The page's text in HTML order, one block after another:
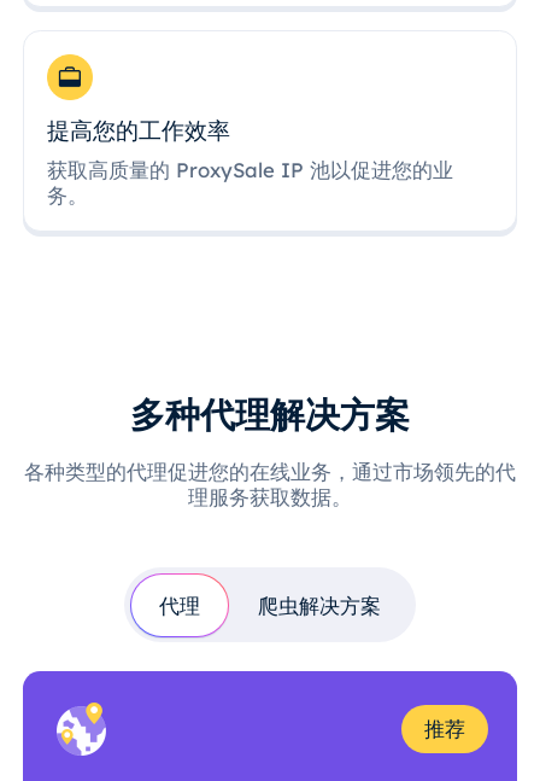
提高您的工作效率
获取高质量的 ProxySale IP 池以促进您的业
务。
多种代理解决方案
各种类型的代理促进您的在线业务，通过市场领先的代
理服务获取数据。
代理 爬虫解决方案
推荐